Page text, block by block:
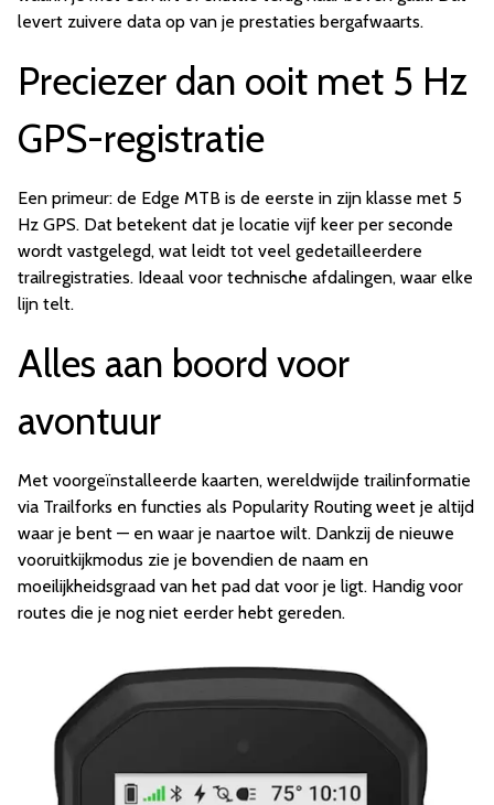
levert zuivere data op van je prestaties bergafwaarts.
Preciezer dan ooit met 5 Hz
GPS-registratie
Een primeur: de Edge MTB is de eerste in zijn klasse met 5
Hz GPS. Dat betekent dat je locatie vijf keer per seconde
wordt vastgelegd, wat leidt tot veel gedetailleerdere
trailregistraties. Ideaal voor technische afdalingen, waar elke
lijn telt.
Alles aan boord voor
avontuur
Met voorgeïnstalleerde kaarten, wereldwijde trailinformatie
via Trailforks en functies als Popularity Routing weet je altijd
waar je bent — en waar je naartoe wilt. Dankzij de nieuwe
vooruitkijkmodus zie je bovendien de naam en
moeilijkheidsgraad van het pad dat voor je ligt. Handig voor
routes die je nog niet eerder hebt gereden.